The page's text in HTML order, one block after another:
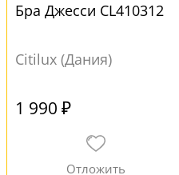
Бра Джесси CL410312
Citilux (Дания)
1 990 ₽